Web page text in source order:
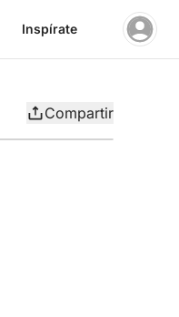
Inspírate
Compartir